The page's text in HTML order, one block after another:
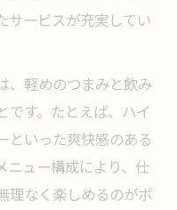
サービスが充実してい
、軽めのつまみと飲み
です。たとえば、ハイ
といった爽快感のある
ニュー構成により、仕
理なく楽しめるのがポ